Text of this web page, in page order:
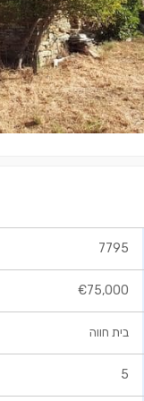
7795
€75,000
בית חווה
5